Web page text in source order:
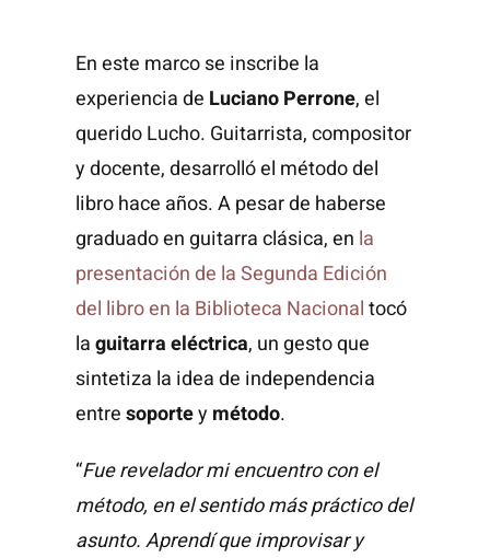
En este marco se inscribe la
experiencia de Luciano Perrone, el
querido Lucho. Guitarrista, compositor
y docente, desarrolló el método del
libro hace años. A pesar de haberse
graduado en guitarra clásica, en la
presentación de la Segunda Edición
del libro en la Biblioteca Nacionaltocó
laguitarra eléctrica, un gesto que
sintetiza la idea de independencia
entresoporteymétodo.
“Fue revelador mi encuentro con el
método, en el sentido más práctico del
asunto. Aprendí que improvisar y